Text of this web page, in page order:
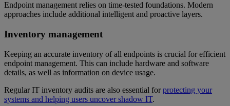
Endpoint management relies on time-tested foundations. Modern
approaches include additional intelligent and proactive layers.
Inventory management
Keeping an accurate inventory of all endpoints is crucial for efficient
endpoint management. This can include hardware and software
details, as well as information on device usage.
Regular IT inventory audits are also essential forprotecting your
systems and helping users uncover shadow IT.